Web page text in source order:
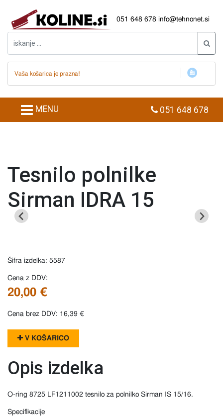
051 648 678 info@tehnonet.si
Vaša košarica je prazna!
MENU 051 648 678
Tesnilo polnilke
Sirman IDRA 15
Šifra izdelka: 5587
Cena z DDV:
20,00 €
Cena brez DDV: 16,39 €
V KOŠARICO
Opis izdelka
O-ring 8725 LF1211002 tesnilo za polnilko Sirman IS 15/16.
Specifikacije